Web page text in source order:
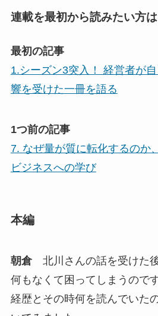
連載を最初から読みたい方
最初の記事
1.シーズン3突入！ 経営者が
響を受けた一冊を語る
1つ前の記事
7. なぜ量が質に転化するのか
ビジネスへの学び
本編
朝倉北川さんの話を受けた
何もなくて困ってしまうので
経歴とその時何を読んでいた